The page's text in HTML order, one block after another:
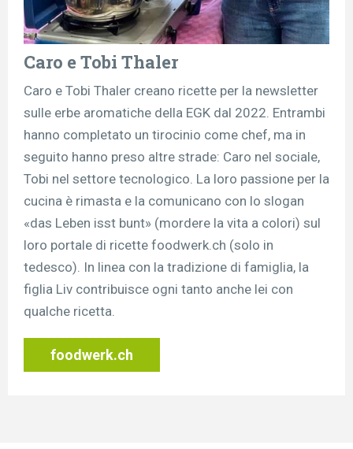
Caro e Tobi Thaler
Caro e Tobi Thaler creano ricette per la newsletter
sulle erbe aromatiche della EGK dal 2022. Entrambi
hanno completato un tirocinio come chef, ma in
seguito hanno preso altre strade: Caro nel sociale,
Tobi nel settore tecnologico. La loro passione per la
cucina è rimasta e la comunicano con lo slogan
«das Leben isst bunt» (mordere la vita a colori) sul
loro portale di ricette foodwerk.ch (solo in
tedesco). In linea con la tradizione di famiglia, la
figlia Liv contribuisce ogni tanto anche lei con
qualche ricetta.
foodwerk.ch